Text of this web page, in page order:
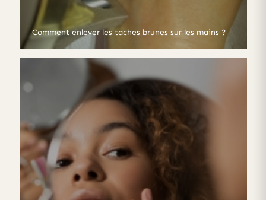
Comment enlever les taches brunes sur les mains ?